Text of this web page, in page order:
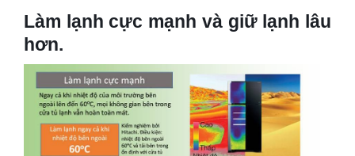
Làm lạnh cực mạnh và giữ lạnh lâu
hơn.